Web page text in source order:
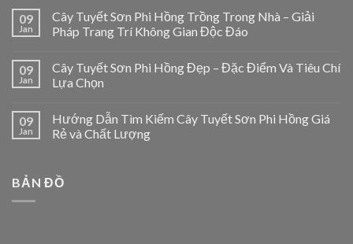
09
Jan
Cây Tuyết Sơn Phi Hồng Trồng Trong Nhà – Giải
Pháp Trang Trí Không Gian Độc Đáo
09
Jan
Cây Tuyết Sơn Phi Hồng Đẹp – Đặc Điểm Và Tiêu Chí
Lựa Chọn
09
Jan
Hướng Dẫn Tìm Kiếm Cây Tuyết Sơn Phi Hồng Giá
Rẻ và Chất Lượng
BẢN ĐỒ